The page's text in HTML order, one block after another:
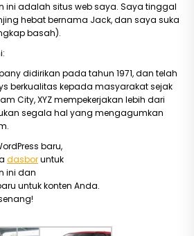
ini adalah situs web saya. Saya tinggal
hebat bernama Jack, dan saya suka
basah).
didirikan pada tahun 1971, dan telah
berkualitas kepada masyarakat sejak
City, XYZ mempekerjakan lebih dari
segala hal yang mengagumkan
baru,
dasboruntuk
ini dan
untuk konten Anda.